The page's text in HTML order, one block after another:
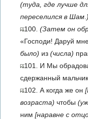
(туда, где лучше
переселился в Шам.)
100. (Затем он
«Господи! Даруй
было) из (числа)
101. И Мы
сдержанный мальчик
102. А когда же он
возраста) чтобы
ним [наравне с